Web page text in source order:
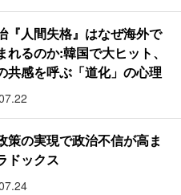
『人間失格』はなぜ海外で
れるのか:韓国で大ヒット、
共感を呼ぶ「道化」の心理
策の実現で政治不信が高ま
ドックス